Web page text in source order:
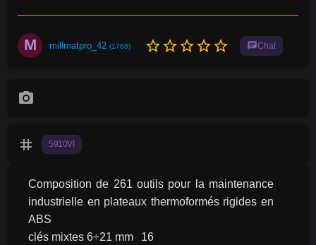
M millmatpro_42 (1768) star_borderstar_borderstar_borderstar_borderstar_border chatChat
photo_camera
tag 5910VI
Composition de 261 outils pour la maintenance
industrielle en plateaux thermoformés rigides en
ABS
clés mixtes 6÷21 mm	16